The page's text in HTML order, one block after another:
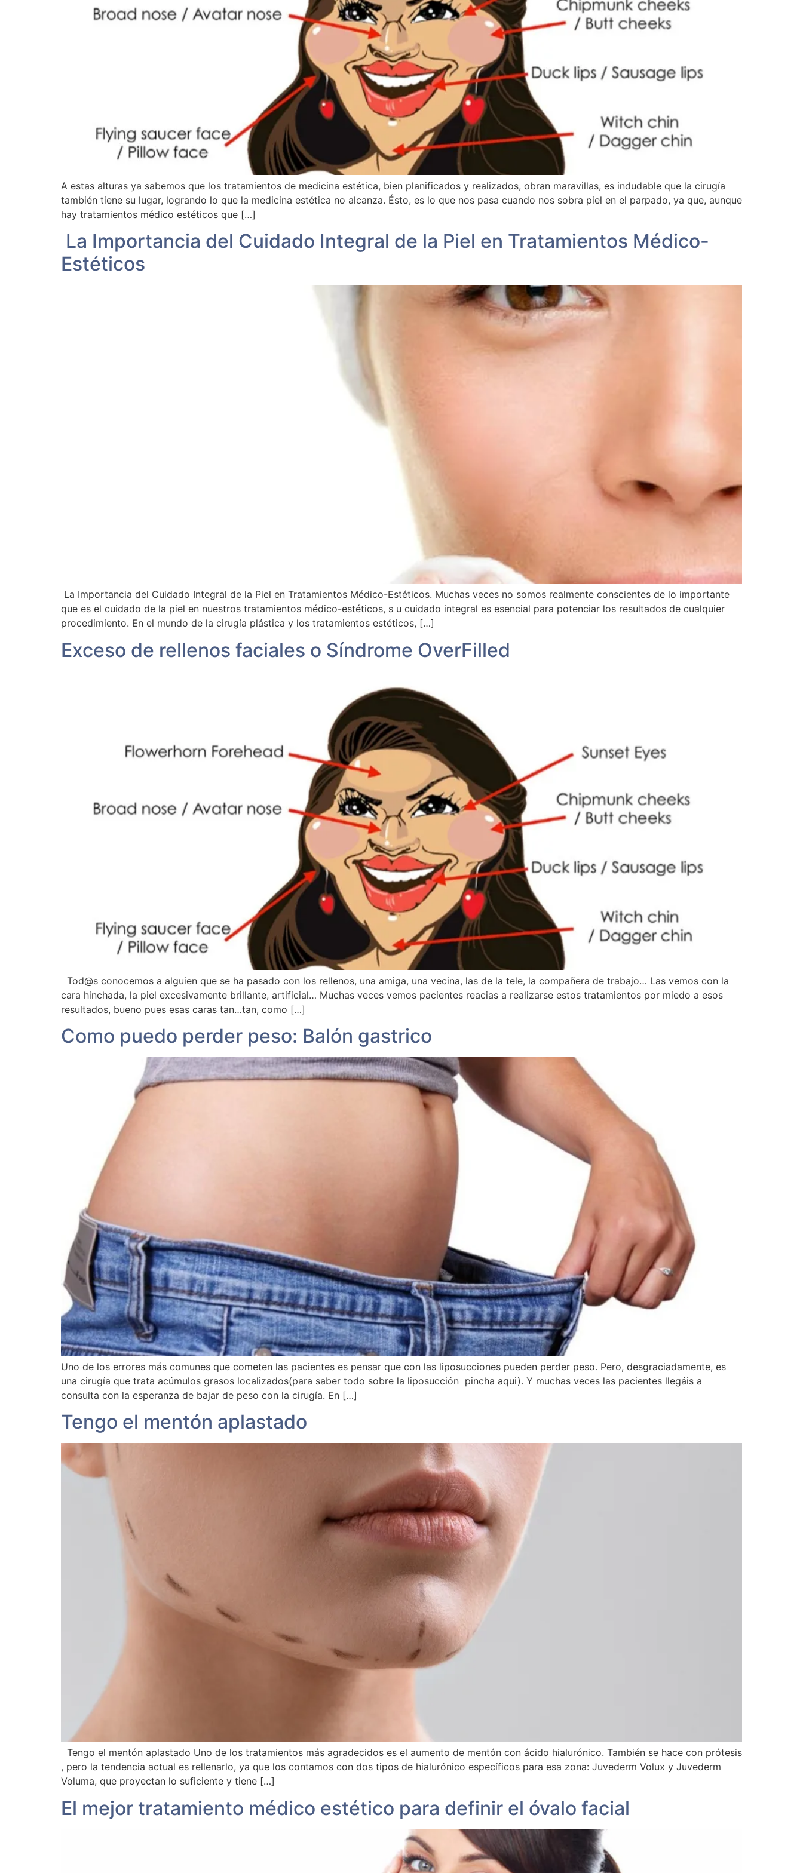
A estas alturas ya sabemos que los tratamientos de medicina estética, bien planificados y realizados, obran maravillas, es indudable que la cirugía
también tiene su lugar, logrando lo que la medicina estética no alcanza. Ésto, es lo que nos pasa cuando nos sobra piel en el parpado, ya que, aunque
hay tratamientos médico estéticos que […]
La Importancia del Cuidado Integral de la Piel en Tratamientos Médico-
Estéticos
La Importancia del Cuidado Integral de la Piel en Tratamientos Médico-Estéticos. Muchas veces no somos realmente conscientes de lo importante
que es el cuidado de la piel en nuestros tratamientos médico-estéticos, s u cuidado integral es esencial para potenciar los resultados de cualquier
procedimiento. En el mundo de la cirugía plástica y los tratamientos estéticos, […]
Exceso de rellenos faciales o Síndrome OverFilled
Tod@s conocemos a alguien que se ha pasado con los rellenos, una amiga, una vecina, las de la tele, la compañera de trabajo… Las vemos con la
cara hinchada, la piel excesivamente brillante, artificial… Muchas veces vemos pacientes reacias a realizarse estos tratamientos por miedo a esos
resultados, bueno pues esas caras tan…tan, como […]
Como puedo perder peso: Balón gastrico
Uno de los errores más comunes que cometen las pacientes es pensar que con las liposucciones pueden perder peso. Pero, desgraciadamente, es
una cirugía que trata acúmulos grasos localizados(para saber todo sobre la liposucción pincha aqui). Y muchas veces las pacientes llegáis a
consulta con la esperanza de bajar de peso con la cirugía. En […]
Tengo el mentón aplastado
Tengo el mentón aplastado Uno de los tratamientos más agradecidos es el aumento de mentón con ácido hialurónico. También se hace con prótesis
, pero la tendencia actual es rellenarlo, ya que los contamos con dos tipos de hialurónico específicos para esa zona: Juvederm Volux y Juvederm
Voluma, que proyectan lo suficiente y tiene […]
El mejor tratamiento médico estético para definir el óvalo facial